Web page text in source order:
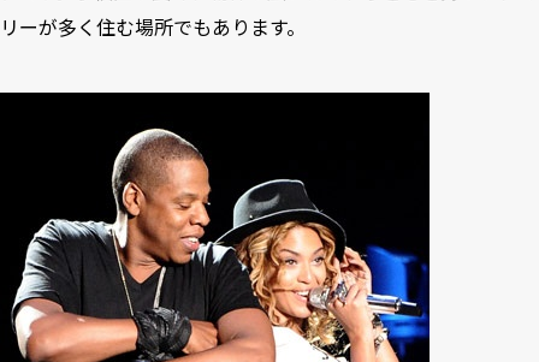
リーが多く住む場所でもあります。